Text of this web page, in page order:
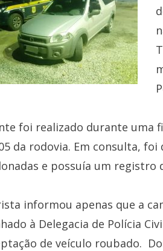
foi realizado durante uma
da rodovia. Em consulta,
e possuía um registro
informou apenas que a
à Delegacia de Polícia
de veículo roubado.